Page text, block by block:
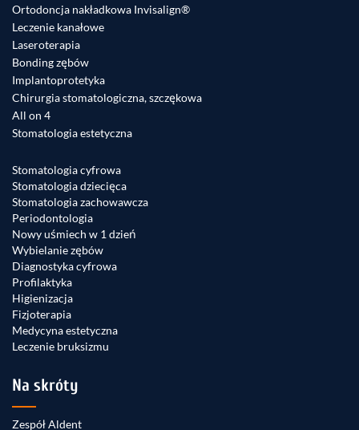
Ortodoncja nakładkowa Invisalign®
Leczenie kanałowe
Laseroterapia
Bonding zębów
Implantoprotetyka
Chirurgia stomatologiczna, szczękowa
All on 4
Stomatologia estetyczna
Stomatologia cyfrowa
Stomatologia dziecięca
Stomatologia zachowawcza
Periodontologia
Nowy uśmiech w 1 dzień
Wybielanie zębów
Diagnostyka cyfrowa
Profilaktyka
Higienizacja
Fizjoterapia
Medycyna estetyczna
Leczenie bruksizmu
Na skróty
Zespół Aldent